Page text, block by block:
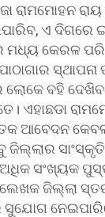
ରାମମୋହନ ରାୟ
ଏ ଦିଗରେ
ମଧ୍ୟ କେରଳ ପରି
ସ୍ଥାପନା
ବହି
ଏହାଛଡା
ଆବେଦନ
ଜିଲ୍ଲାର
ସଂଖ୍ୟକ
ଜିଲ୍ଲା